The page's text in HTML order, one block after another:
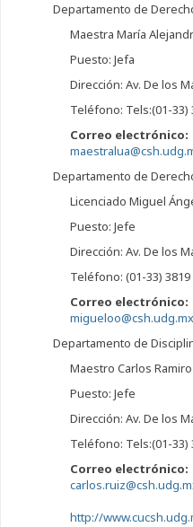
Departamento de
Maestra María
Puesto: Jefa
Dirección: Av. De los
Teléfono: Tels:(01-33)
Correo electrónico:
Departamento de
Licenciado Miguel
Puesto: Jefe
Dirección: Av. De los
Teléfono: (01-33) 3819
Correo electrónico:
migueloo@csh.udg.mx
Departamento de
Maestro Carlos
Puesto: Jefe
Dirección: Av. De los
Teléfono: Tels:(01-33)
Correo electrónico:
http://